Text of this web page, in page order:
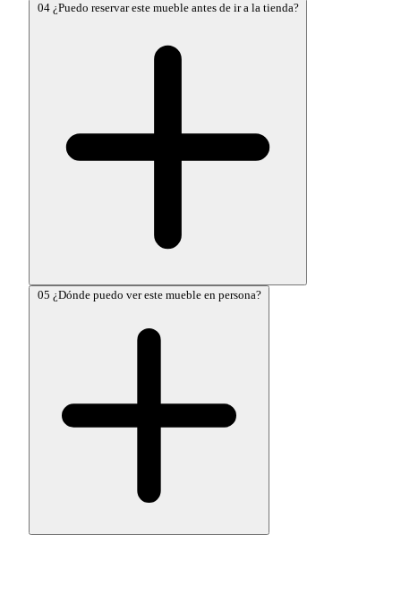
04 ¿Puedo reservar este mueble antes de ir a la tienda?
05 ¿Dónde puedo ver este mueble en persona?